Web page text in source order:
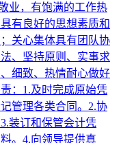
业，有饱满的工作热
有良好的思想素质和
关心集体具有团队协
、坚持原则、实事求
细致、热情耐心做好
：1.及时完成原始凭
管理各类合同。2.协
装订和保管会计凭
。4.向领导提供真